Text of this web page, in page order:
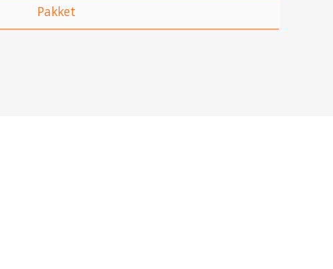
Pakket